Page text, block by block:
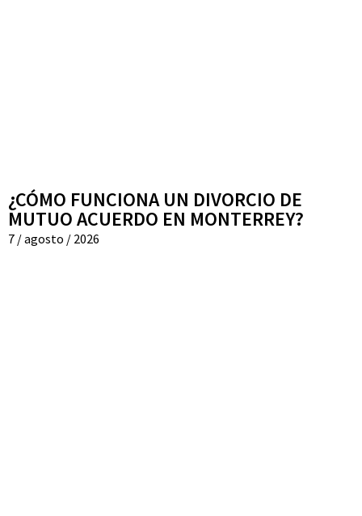
¿CÓMO FUNCIONA UN DIVORCIO DE
MUTUO ACUERDO EN MONTERREY?
7 / agosto / 2026